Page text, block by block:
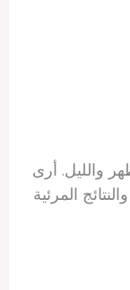
والليل. أرى
المرئية